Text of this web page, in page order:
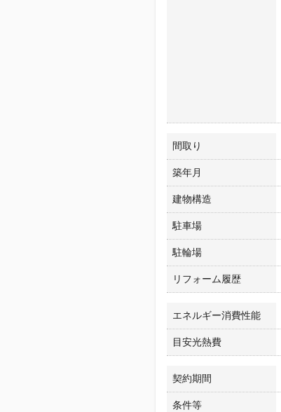
間取り
築年月
建物構造
駐車場
駐輪場
リフォーム履歴
エネルギー消費性能
目安光熱費
契約期間
条件等